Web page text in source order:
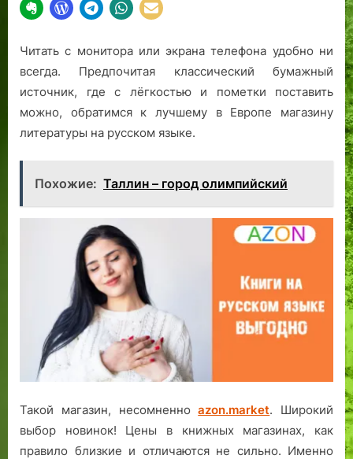
Читать с монитора или экрана телефона удобно ни
всегда. Предпочитая классический бумажный
источник, где с лёгкостью и пометки поставить
можно, обратимся к лучшему в Европе магазину
литературы на русском языке.
Похожие: Таллин – город олимпийский
Такой магазин, несомненноazon.market. Широкий
выбор новинок! Цены в книжных магазинах, как
правило близкие и отличаются не сильно. Именно